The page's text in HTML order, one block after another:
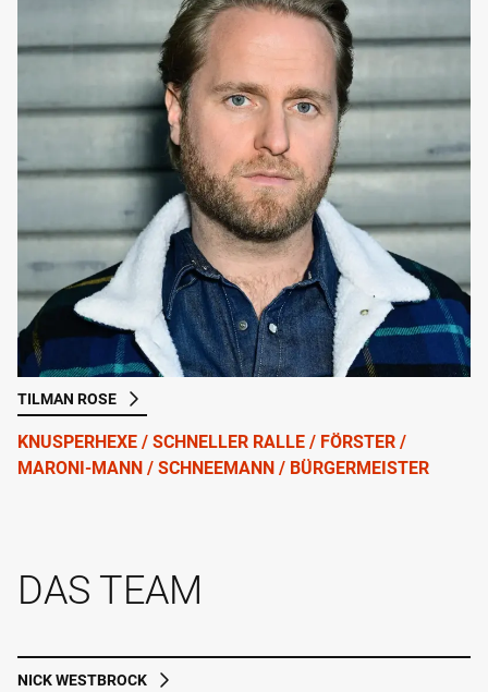
TILMAN ROSE
KNUSPERHEXE / SCHNELLER RALLE / FÖRSTER /
MARONI-MANN / SCHNEEMANN / BÜRGERMEISTER
DAS TEAM
NICK WESTBROCK